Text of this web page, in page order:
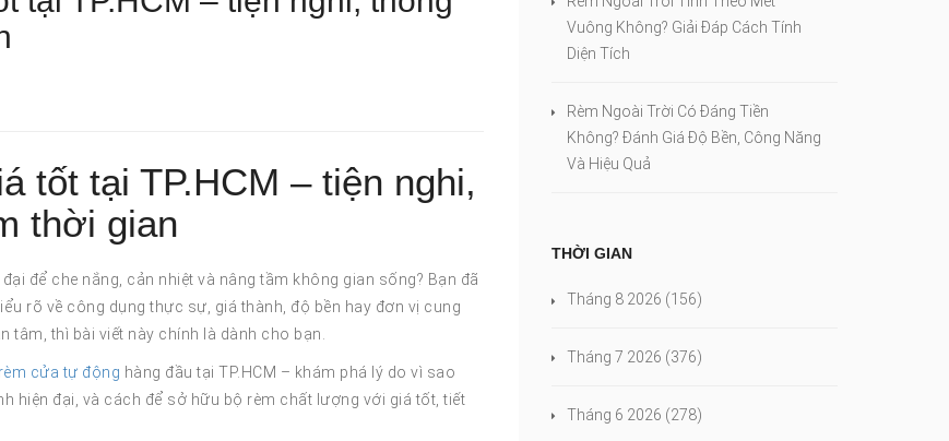
tốt tại TP.HCM – tiện nghi,
thời gian
để che nắng, cản nhiệt và nâng tầm không gian sống? Bạn đã
rõ về công dụng thực sự, giá thành, độ bền hay đơn vị cung
tâm, thì bài viết này chính là dành cho bạn.
rèm cửa tự động hàng đầu tại TP.HCM – khám phá lý do vì sao
hiện đại, và cách để sở hữu bộ rèm chất lượng với giá tốt, tiết
Vuông Không? Giải Đáp Cách Tính
Diện Tích
Rèm Ngoài Trời Có Đáng Tiền
Không? Đánh Giá Độ Bền, Công Năng
Và Hiệu Quả
THỜI GIAN
Tháng 8 2026 (156)
Tháng 7 2026 (376)
Tháng 6 2026 (278)